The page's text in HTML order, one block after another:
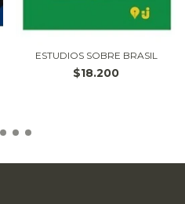
ESTUDIOS SOBRE BRASIL
$18.200